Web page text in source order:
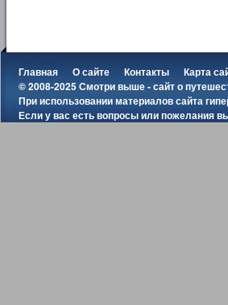
Главная О сайте Контакты Карта
© 2008-2025 Смотри выше - сайт о
При использовании материалов сайта
Если у вас есть вопросы или пожелания